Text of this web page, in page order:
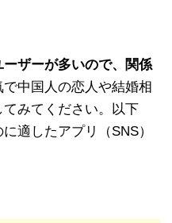
ーザーが多いので、関係
で中国人の恋人や結婚相
みてください。以下
適したアプリ（SNS）